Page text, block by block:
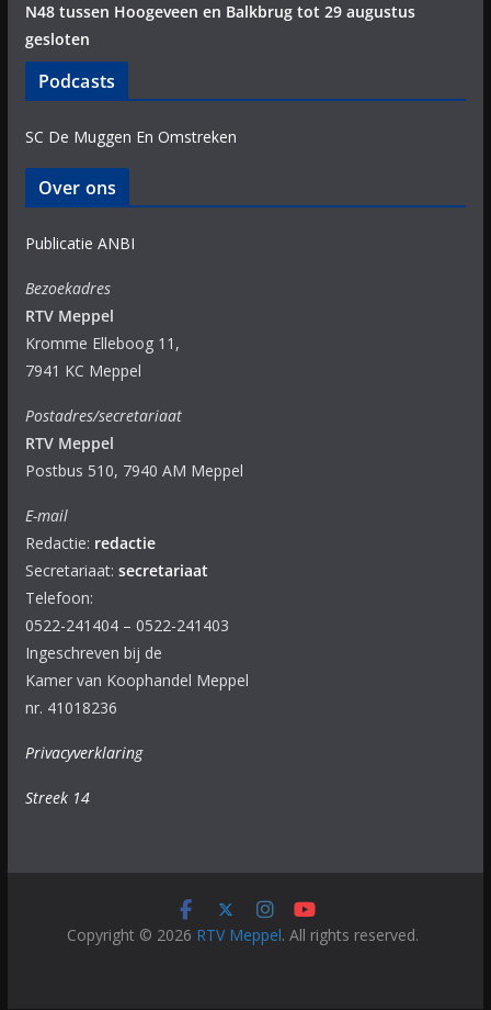
N48 tussen Hoogeveen en Balkbrug tot 29 augustus
gesloten
Podcasts
SC De Muggen En Omstreken
Over ons
Publicatie ANBI
Bezoekadres
RTV Meppel
Kromme Elleboog 11,
7941 KC Meppel
Postadres/secretariaat
RTV Meppel
Postbus 510, 7940 AM Meppel
E-mail
Redactie: redactie
Secretariaat: secretariaat
Telefoon:
0522-241404 – 0522-241403
Ingeschreven bij de
Kamer van Koophandel Meppel
nr. 41018236
Privacyverklaring
Streek 14
Copyright © 2026 RTV Meppel. All rights reserved.